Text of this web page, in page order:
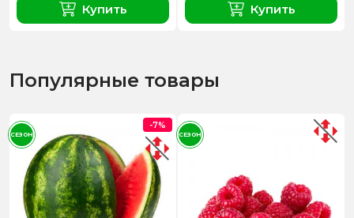
Купить Купить
Популярные товары
-7%
СЕЗОН СЕЗОН